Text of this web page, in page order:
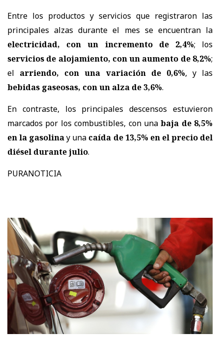
Entre los productos y servicios que registraron las
principales alzas durante el mes se encuentran la
electricidad, con un incremento de 2,4%; los
servicios de alojamiento, con un aumento de 8,2%;
el arriendo, con una variación de 0,6%, y las
bebidas gaseosas, con un alza de 3,6%.
En contraste, los principales descensos estuvieron
marcados por los combustibles, con unabaja de 8,5%
en la gasolinay una caída de 13,5% en el precio del
diésel durante julio.
PURANOTICIA